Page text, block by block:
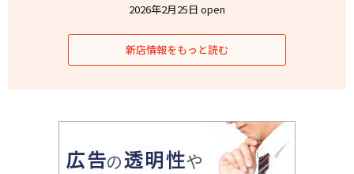
2026年2月25日 open
新店情報をもっと読む